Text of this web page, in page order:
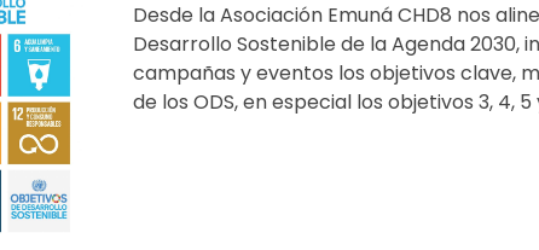
Desde la Asociación Emuná CHD8 nos
Desarrollo Sostenible de la Agenda 2030,
campañas y eventos los objetivos clave,
de los ODS, en especial los objetivos 3, 4, 5